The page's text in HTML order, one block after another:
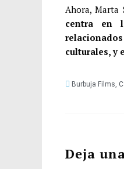
Ahora, Marta
centra en
culturales, y
Burbuja Films,
Deja